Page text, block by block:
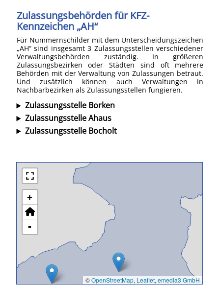
Zulassungsbehörden für KFZ-
Kennzeichen „AH“
Für Nummernschilder mit dem Unterscheidungszeichen
„AH“ sind insgesamt 3 Zulassungsstellen verschiedener
Verwaltungsbehörden zuständig. In größeren
Zulassungsbezirken oder Städten sind oft mehrere
Behörden mit der Verwaltung von Zulassungen betraut.
Und zusätzlich können auch Verwaltungen in
Nachbarbezirken als Zulassungsstellen fungieren.
Zulassungsstelle Borken
Zulassungsstelle Ahaus
Zulassungsstelle Bocholt
+
-
©OpenStreetMap, Leaflet,emedia3 GmbH